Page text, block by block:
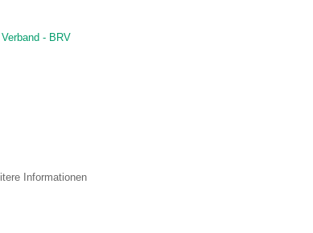
- BRV
Informationen